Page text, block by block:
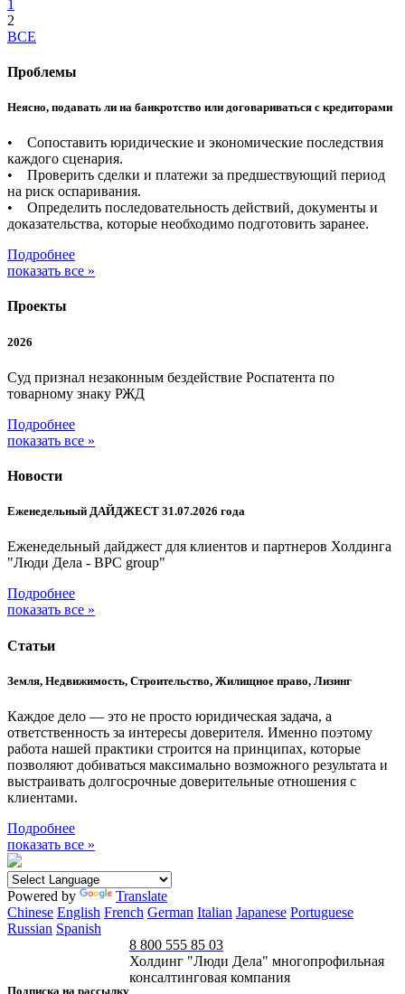
1
2
ВСЕ
Проблемы
Неясно, подавать ли на банкротство или договариваться с кредиторами
• Сопоставить юридические и экономические последствия
каждого сценария.
• Проверить сделки и платежи за предшествующий период
на риск оспаривания.
• Определить последовательность действий, документы и
доказательства, которые необходимо подготовить заранее.
Подробнее
показать все »
Проекты
2026
Суд признал незаконным бездействие Роспатента по
товарному знаку РЖД
Подробнее
показать все »
Новости
Еженедельный ДАЙДЖЕСТ 31.07.2026 года
Еженедельный дайджест для клиентов и партнеров Холдинга
"Люди Дела - BPC group"
Подробнее
показать все »
Статьи
Земля, Недвижимость, Строительство, Жилищное право, Лизинг
Каждое дело — это не просто юридическая задача, а
ответственность за интересы доверителя. Именно поэтому
работа нашей практики строится на принципах, которые
позволяют добиваться максимально возможного результата и
выстраивать долгосрочные доверительные отношения с
клиентами.
Подробнее
показать все »
Powered by
Translate
Chinese English French German Italian Japanese Portuguese
Russian Spanish
Подписка на рассылку
8 800 555 85 03
Холдинг "Люди Дела" многопрофильная
консалтинговая компания